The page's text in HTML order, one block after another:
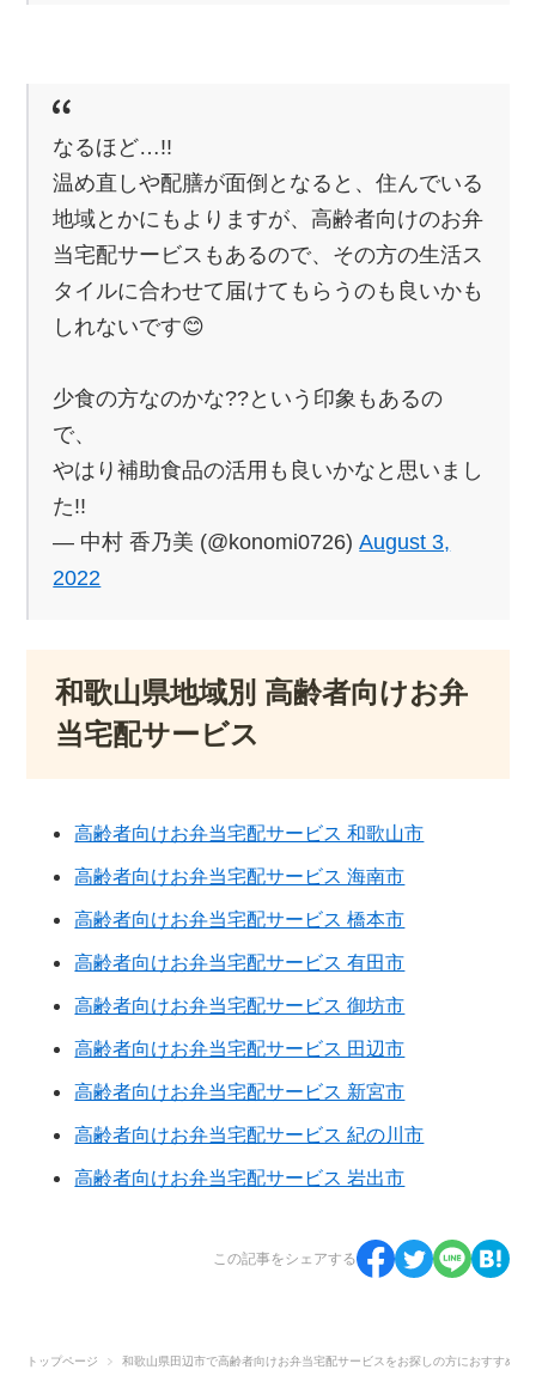
なるほど…!!
温め直しや配膳が面倒となると、住んでいる
地域とかにもよりますが、高齢者向けのお弁
当宅配サービスもあるので、その方の生活ス
タイルに合わせて届けてもらうのも良いかも
しれないです😊
少食の方なのかな??という印象もあるの
で、
やはり補助食品の活用も良いかなと思いまし
た!!
— 中村 香乃美 (@konomi0726)August 3,
2022
和歌山県地域別 高齢者向けお弁
当宅配サービス
高齢者向けお弁当宅配サービス 和歌山市
高齢者向けお弁当宅配サービス 海南市
高齢者向けお弁当宅配サービス 橋本市
高齢者向けお弁当宅配サービス 有田市
高齢者向けお弁当宅配サービス 御坊市
高齢者向けお弁当宅配サービス 田辺市
高齢者向けお弁当宅配サービス 新宮市
高齢者向けお弁当宅配サービス 紀の川市
高齢者向けお弁当宅配サービス 岩出市
この記事をシェアする
トップページ 和歌山県田辺市で高齢者向けお弁当宅配サービスをお探しの方におすすめ